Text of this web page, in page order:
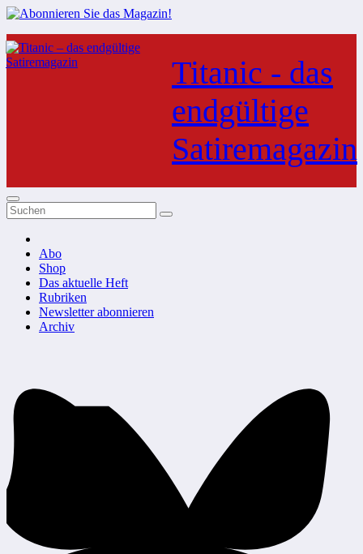
Zum
Inhalt
springen
Titanic - das
endgültige
Satiremagazin
Abo
Shop
Das aktuelle Heft
Rubriken
Newsletter abonnieren
Archiv